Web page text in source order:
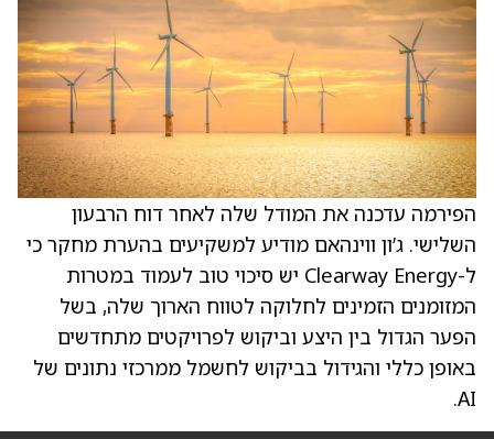
הפירמה עדכנה את המודל שלה לאחר דוח הרבעון
השלישי. ג’ון ווינהאם מודיע למשקיעים בהערת מחקר כי
ל-Clearway Energy יש סיכוי טוב לעמוד במטרות
המזומנים הזמינים לחלוקה לטווח הארוך שלה, בשל
הפער הגדול בין היצע וביקוש לפרויקטים מתחדשים
באופן כללי והגידול בביקוש לחשמל ממרכזי נתונים של
AI.